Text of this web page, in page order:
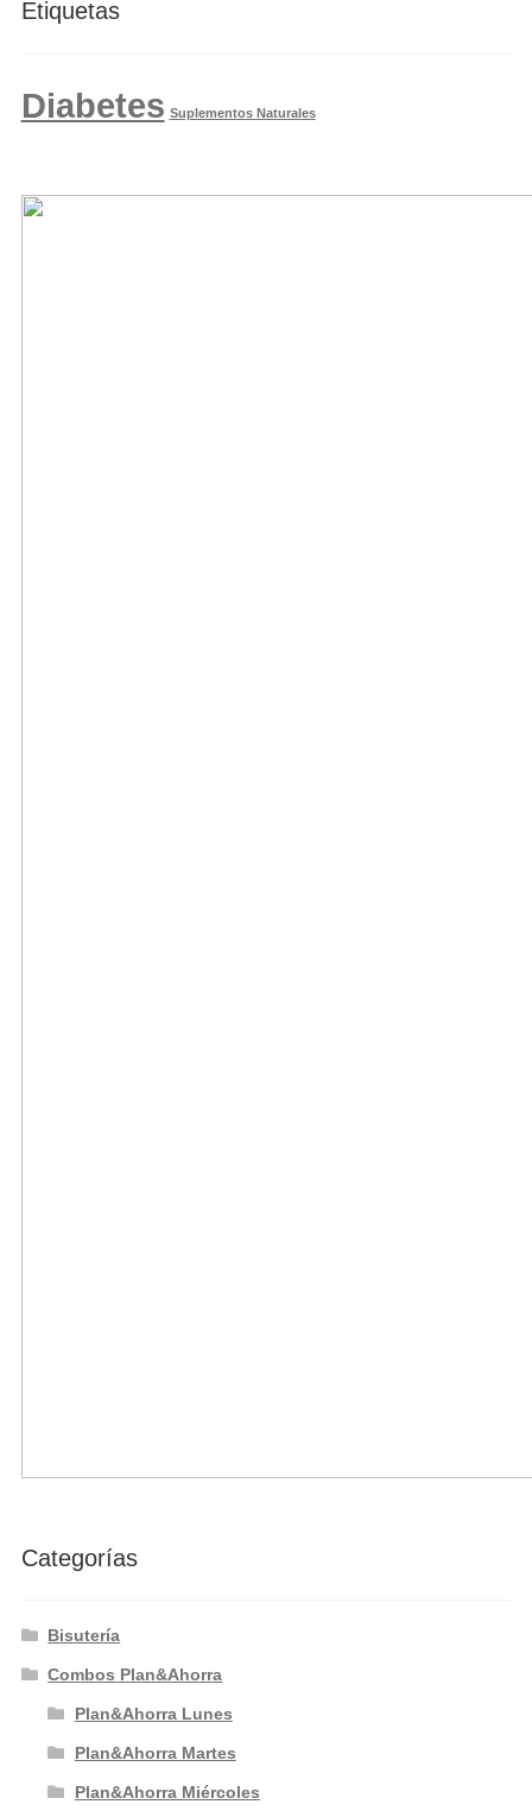
Etiquetas
Diabetes Suplementos Naturales
Categorías
Bisutería
Combos Plan&Ahorra
Plan&Ahorra Lunes
Plan&Ahorra Martes
Plan&Ahorra Miércoles